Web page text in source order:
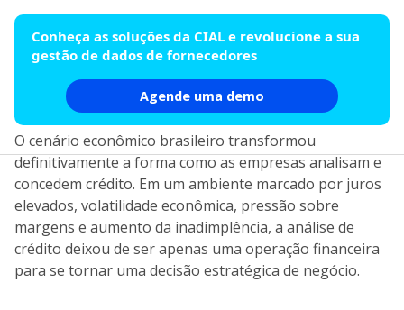
Conheça as soluções da CIAL e revolucione a sua
gestão de dados de fornecedores
Agende uma demo
O cenário econômico brasileiro transformou
definitivamente a forma como as empresas analisam e
concedem crédito. Em um ambiente marcado por juros
elevados, volatilidade econômica, pressão sobre
margens e aumento da inadimplência, a análise de
crédito deixou de ser apenas uma operação financeira
para se tornar uma decisão estratégica de negócio.